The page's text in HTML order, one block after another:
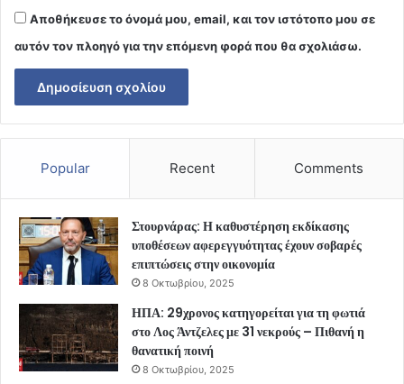
Αποθήκευσε το όνομά μου, email, και τον ιστότοπο μου σε
αυτόν τον πλοηγό για την επόμενη φορά που θα σχολιάσω.
Popular Recent Comments
Στουρνάρας: Η καθυστέρηση εκδίκασης
υποθέσεων αφερεγγυότητας έχουν σοβαρές
επιπτώσεις στην οικονομία
8 Οκτωβρίου, 2025
ΗΠΑ: 29χρονος κατηγορείται για τη φωτιά
στο Λος Άντζελες με 31 νεκρούς – Πιθανή η
θανατική ποινή
8 Οκτωβρίου, 2025